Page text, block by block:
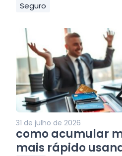
Seguro
31 de julho de 2026
como acumular
mais rápido